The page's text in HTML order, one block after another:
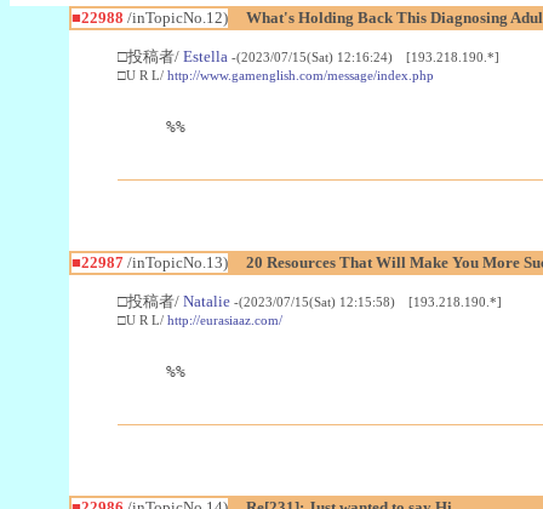
■22988 /inTopicNo.12) What's Holding Back This Diagnosing
□投稿者/ Estella -(2023/07/15(Sat) 12:16:24) [193.218.190.*]
□U R L/ http://www.gamenglish.com/message/index.php
%%
■22987/inTopicNo.13) 20 Resources That Will Make You More
□投稿者/ Natalie -(2023/07/15(Sat) 12:15:58) [193.218.190.*]
□U R L/ http://eurasiaaz.com/
%%